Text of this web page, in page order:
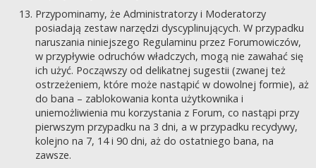
Przypominamy, że Administratorzy i Moderatorzy
posiadają zestaw narzędzi dyscyplinujących. W przypadku
naruszania niniejszego Regulaminu przez Forumowiczów,
w przypływie odruchów władczych, mogą nie zawahać się
ich użyć. Począwszy od delikatnej sugestii (zwanej też
ostrzeżeniem, które może nastąpić w dowolnej formie), aż
do bana – zablokowania konta użytkownika i
uniemożliwienia mu korzystania z Forum, co nastąpi przy
pierwszym przypadku na 3 dni, a w przypadku recydywy,
kolejno na 7, 14 i 90 dni, aż do ostatniego bana, na
zawsze.